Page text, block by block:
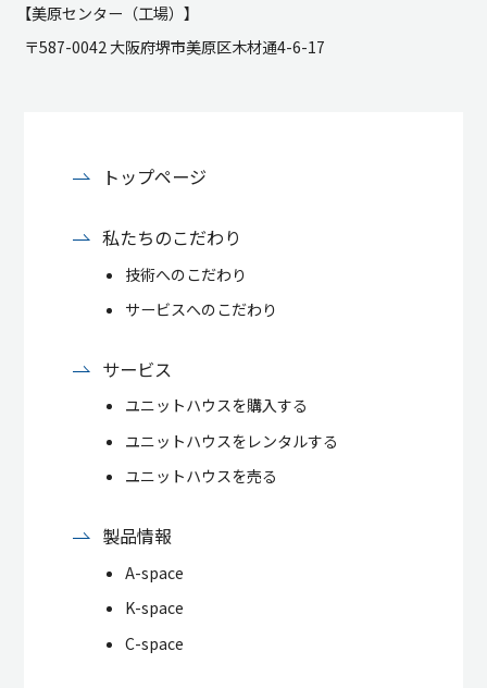
【美原センター（工場）】
〒587-0042 大阪府堺市美原区木材通4-6-17
トップページ
私たちのこだわり
技術へのこだわり
サービスへのこだわり
サービス
ユニットハウスを購入する
ユニットハウスをレンタルする
ユニットハウスを売る
製品情報
A-space
K-space
C-space